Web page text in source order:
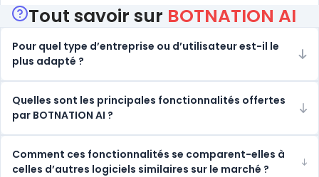
Tout savoir sur BOTNATION AI
Pour quel type d’entreprise ou d’utilisateur est-il le
plus adapté ?
Quelles sont les principales fonctionnalités offertes
par BOTNATION AI ?
Comment ces fonctionnalités se comparent-elles à
celles d’autres logiciels similaires sur le marché ?